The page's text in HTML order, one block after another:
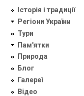
Історія і традиції
Регіони України
Тури
Пам'ятки
Природа
Блог
Галереї
Відео